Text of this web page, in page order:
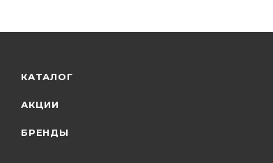
КАТАЛОГ
АКЦИИ
БРЕНДЫ